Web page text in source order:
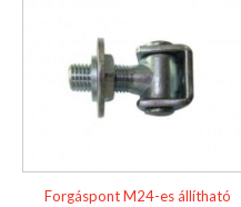
Forgáspont M24-es állítható